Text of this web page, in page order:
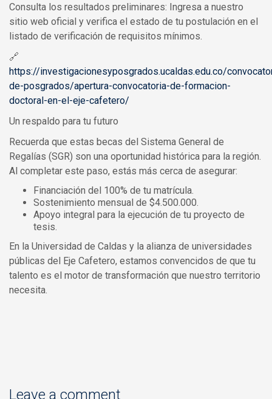
Consulta los resultados preliminares: Ingresa a nuestro
sitio web oficial y verifica el estado de tu postulación en el
listado de verificación de requisitos mínimos.
🔗
https://investigacionesyposgrados.ucaldas.edu.co/
de-posgrados/apertura-convocatoria-de-formacion-
doctoral-en-el-eje-cafetero/
Un respaldo para tu futuro
Recuerda que estas becas del Sistema General de
Regalías (SGR) son una oportunidad histórica para la región.
Al completar este paso, estás más cerca de asegurar:
Financiación del 100% de tu matrícula.
Sostenimiento mensual de $4.500.000.
Apoyo integral para la ejecución de tu proyecto de
tesis.
En la Universidad de Caldas y la alianza de universidades
públicas del Eje Cafetero, estamos convencidos de que tu
talento es el motor de transformación que nuestro territorio
necesita.
Leave a comment